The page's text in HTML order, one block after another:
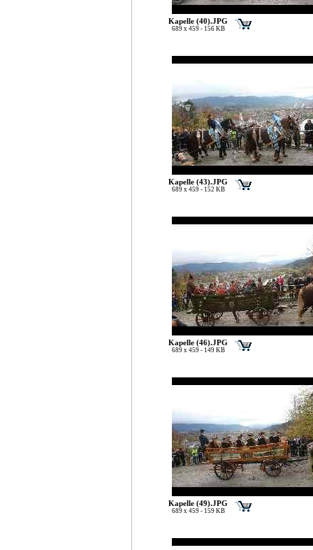
Kapelle (40).JPG
689 x 459 - 156 KB
Kapelle (43).JPG
689 x 459 - 152 KB
Kapelle (46).JPG
689 x 459 - 149 KB
Kapelle (49).JPG
689 x 459 - 159 KB